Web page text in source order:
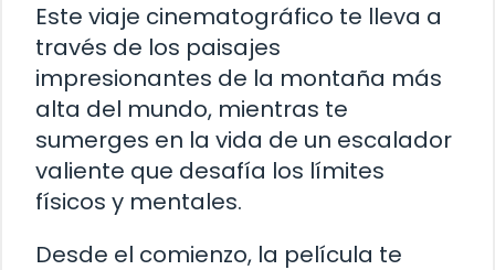
Este viaje cinematográfico te lleva a
través de los paisajes
impresionantes de la montaña más
alta del mundo, mientras te
sumerges en la vida de un escalador
valiente que desafía los límites
físicos y mentales.
Desde el comienzo, la película te